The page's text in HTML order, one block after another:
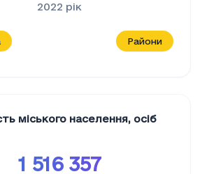
2022 рік
Райони
міського населення, осіб
1 516 357